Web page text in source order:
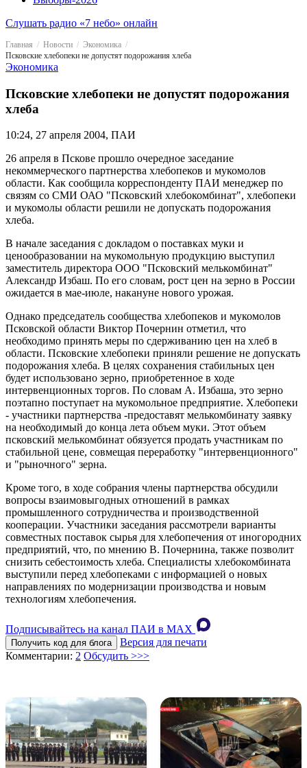
Слушать радио «7 небо» онлайн
Главная Новости
Экономика
Псковские хлебопеки не допустят подорожания хлеба
Экономика
Псковские хлебопеки не допустят подорожания
хлеба
10:24, 27 апреля 2004, ПАИ
26 апреля в Пскове прошло очередное заседание
некоммерческого партнерства хлебопеков и мукомолов
области. Как сообщила корреспонденту ПАИ менеджер по
связям со СМИ ОАО "Псковский хлебокомбинат", хлебопеки
и мукомолы области решили не допускать подорожания
хлеба.
В начале заседания с докладом о поставках муки и
ценообразовании на мукомольную продукцию выступил
заместитель директора ООО "Псковский мелькомбинат"
Александр Избаш. По его словам, рост цен на зерно в России
ожидается в мае-июле, накануне нового урожая.
Однако председатель сообщества хлебопеков и мукомолов
Псковской области Виктор Почернин отметил, что
необходимо принять меры по сдерживанию цен на хлеб в
области. Псковские хлебопеки приняли решение не допускать
подорожания хлеба. В целях сохранения стабильных цен
будет использовано зерно, приобретенное в ходе
интервенционных торгов. По словам А. Избаша, это зерно
поэтапно поступает на мукомольное предприятие. Хлебопеки
- участники партнерства -предоставят мелькомбинату заявку
на необходимый до конца лета объем муки. Этот объем
псковский мелькомбинат обязуется продать участникам по
стабильной цене, совмещая переработку "интервенционного"
и "рыночного" зерна.
Кроме того, в ходе собрания члены партнерства обсудили
вопросы взаимовыгодных отношений в рамках
промышленного сотрудничества и производственной
кооперации. Участники заседания рассмотрели варианты
совместных поставок сырья для хлебопечения от иногородних
предприятий, что, по мнению В. Почернина, также позволит
снизить себестоимость хлеба. Специалисты хлебокомбината
выступили перед хлебопеками с информацией о новых
направлениях по модернизации производства и новым
технологиям хлебопечения.
Подписывайтесь на канал ПАИ в MAХ
Получить код для блога
Версия для печати
Комментарии: 2 Обсудить >>>